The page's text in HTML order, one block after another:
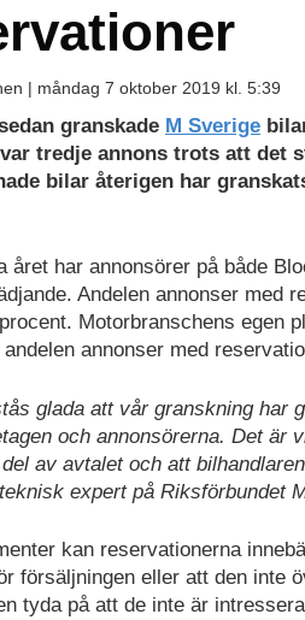
| måndag 7 oktober 2019 kl. 5:39
granskade M Sverige
tredje annons trots att det
bilar återigen har
året har annonsörer på både
Andelen annonser med
Motorbranschens egen
annonser med
glada att vår granskning har
och annonsörerna. Det är
av avtalet och att
expert på Riksförbundet
kan reservationerna
försäljningen eller att den inte
tyda på att de inte är